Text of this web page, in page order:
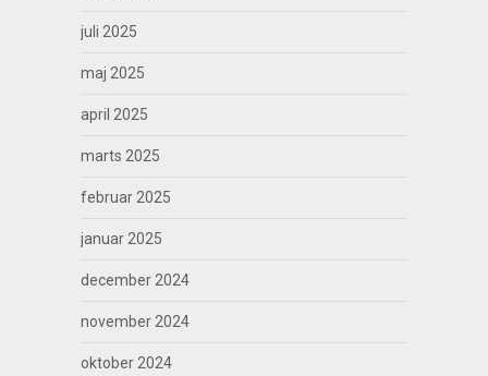
juli 2025
maj 2025
april 2025
marts 2025
februar 2025
januar 2025
december 2024
november 2024
oktober 2024